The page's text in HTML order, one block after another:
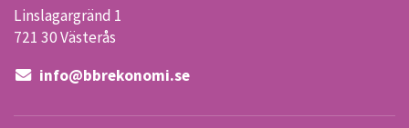
Linslagargränd 1
721 30 Västerås
info@bbrekonomi.se